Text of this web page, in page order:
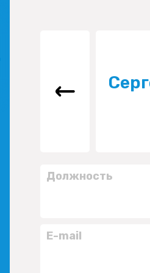
Должность
E-mail